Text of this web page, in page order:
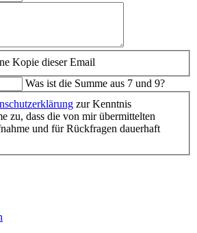
Kopie dieser Email
Was ist die Summe aus 7 und 9?
zur Kenntnis
zu, dass die von mir übermittelten
und für Rückfragen dauerhaft